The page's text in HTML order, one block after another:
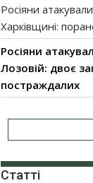
Росіяни
Харківщині:
Росіяни
Лозовій: двоє
постраждалих
Статті